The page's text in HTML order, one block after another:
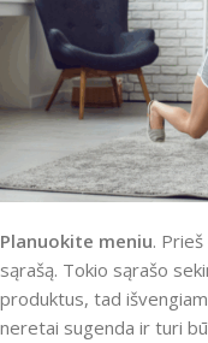
Planuokite meniu.
sąrašą. Tokio sąrašo
produktus, tad
neretai sugenda ir turi